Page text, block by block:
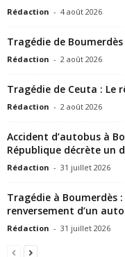
Rédaction - 4 août 2026
Tragédie de
Rédaction - 2 août 2026
Tragédie de Ceuta : Le
Rédaction - 2 août 2026
Accident d’autobus à
République décrète un
Rédaction - 31 juillet 2026
Tragédie à Boumerdès
renversement d’un
Rédaction - 31 juillet 2026